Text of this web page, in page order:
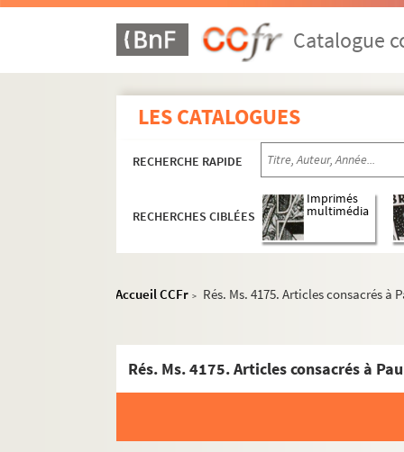
Catalogue
LES CATALOGUES
RECHERCHE RAPIDE
RECHERCHES CIBLÉES
Imprimés
multimédia
Accueil CCFr > Rés. Ms. 4175. Articles consacrés à
Rés. Ms. 4175. Articles consacrés à